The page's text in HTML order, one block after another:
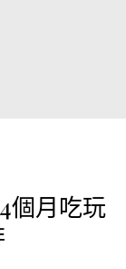
個月吃玩